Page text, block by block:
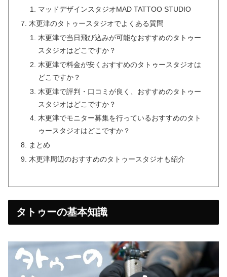
マッドデザインスタジオMAD TATTOO STUDIO
木更津のタトゥースタジオでよくある質問
木更津で当日飛び込みが可能なおすすめのタトゥー
スタジオはどこですか？
木更津で料金が安くおすすめのタトゥースタジオは
どこですか？
木更津で評判・口コミが良く、おすすめのタトゥー
スタジオはどこですか？
木更津でモニター募集を行っているおすすめのタト
ゥースタジオはどこですか？
まとめ
木更津周辺のおすすめのタトゥースタジオも紹介
タトゥーの基本知識